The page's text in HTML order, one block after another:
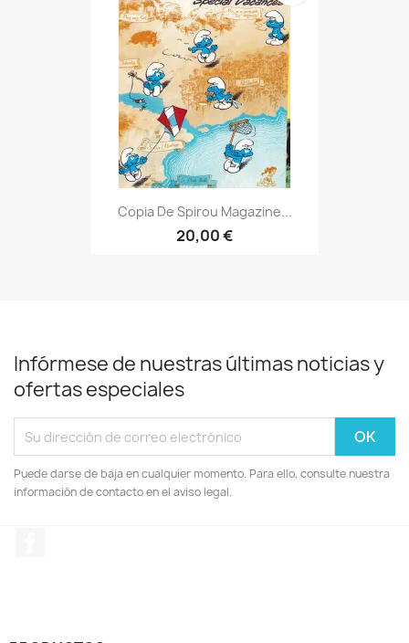
Copia De Spirou Magazine...
20,00 €
Infórmese de nuestras últimas noticias y
ofertas especiales
Puede darse de baja en cualquier momento. Para ello, consulte nuestra
información de contacto en el aviso legal.